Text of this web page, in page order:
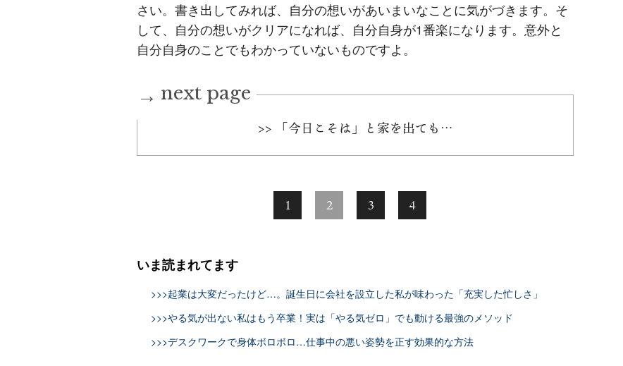
さい。書き出してみれば、自分の想いがあいまいなことに気がづきます。そ
して、自分の想いがクリアになれば、自分自身が1番楽になります。意外と
自分自身のことでもわかっていないものですよ。
→ next page
>> 「今日こそは」と家を出ても…
1 2 3 4
いま読まれてます
>>>起業は大変だったけど…。誕生日に会社を設立した私が味わった「充実した忙しさ」
>>>やる気が出ない私はもう卒業！実は「やる気ゼロ」でも動ける最強のメソッド
>>>デスクワークで身体ボロボロ…仕事中の悪い姿勢を正す効果的な方法